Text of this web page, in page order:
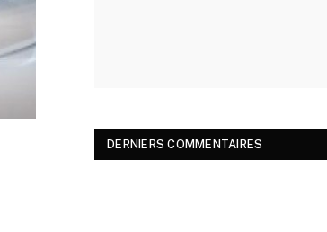
DERNIERS COMMENTAIRES